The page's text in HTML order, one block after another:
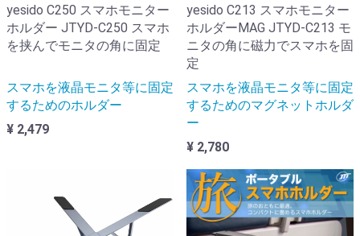
yesido C250 スマホモニター
ホルダー JTYD-C250 スマホ
を挟んでモニタの角に固定
スマホを液晶モニタ等に固定
するためのホルダー
¥ 2,479
yesido C213 スマホモニター
ホルダーMAG JTYD-C213 モ
ニタの角に磁力でスマホを固
定
スマホを液晶モニタ等に固定
するためのマグネットホルダ
ー
¥ 2,780